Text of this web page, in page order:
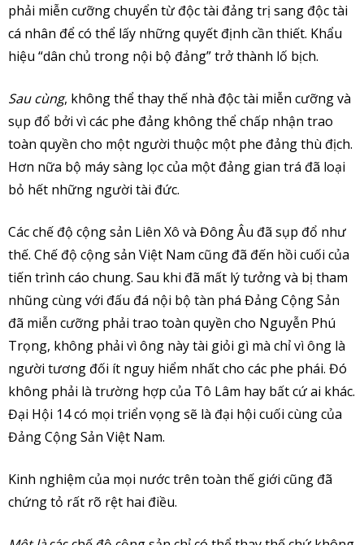
phải miễn cưỡng chuyển từ độc tài đảng trị sang độc tài
cá nhân để có thể lấy những quyết định cần thiết. Khẩu
hiệu “dân chủ trong nội bộ đảng” trở thành lố bịch.
Sau cùng, không thể thay thế nhà độc tài miễn cưỡng và
sụp đổ bởi vì các phe đảng không thể chấp nhận trao
toàn quyền cho một người thuộc một phe đảng thù địch.
Hơn nữa bộ máy sàng lọc của một đảng gian trá đã loại
bỏ hết những người tài đức.
Các chế độ cộng sản Liên Xô và Đông Âu đã sụp đổ như
thế. Chế độ cộng sản Việt Nam cũng đã đến hồi cuối của
tiến trình cáo chung. Sau khi đã mất lý tưởng và bị tham
nhũng cùng với đấu đá nội bộ tàn phá Đảng Cộng Sản
đã miễn cưỡng phải trao toàn quyền cho Nguyễn Phú
Trọng, không phải vì ông này tài giỏi gì mà chỉ vì ông là
người tương đối ít nguy hiểm nhất cho các phe phái. Đó
không phải là trường hợp của Tô Lâm hay bất cứ ai khác.
Đại Hội 14 có mọi triển vọng sẽ là đại hội cuối cùng của
Đảng Cộng Sản Việt Nam.
Kinh nghiệm của mọi nước trên toàn thế giới cũng đã
chứng tỏ rất rõ rệt hai điều.